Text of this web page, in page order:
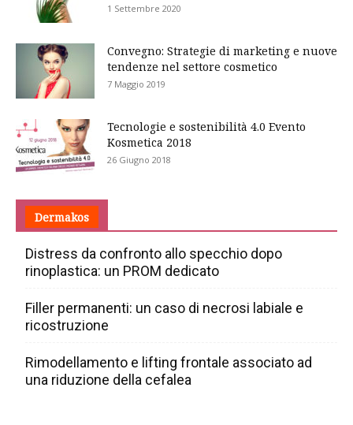
1 Settembre 2020
Convegno: Strategie di marketing e nuove
tendenze nel settore cosmetico
7 Maggio 2019
Tecnologie e sostenibilità 4.0 Evento
Kosmetica 2018
26 Giugno 2018
Dermakos
Distress da confronto allo specchio dopo
rinoplastica: un PROM dedicato
Filler permanenti: un caso di necrosi labiale e
ricostruzione
Rimodellamento e lifting frontale associato ad
una riduzione della cefalea